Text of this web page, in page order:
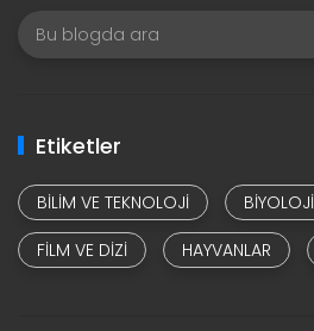
Etiketler
BILIM VE TEKNOLOJI BIYOLOJI
FILM VE DIZI
HAYVANLAR